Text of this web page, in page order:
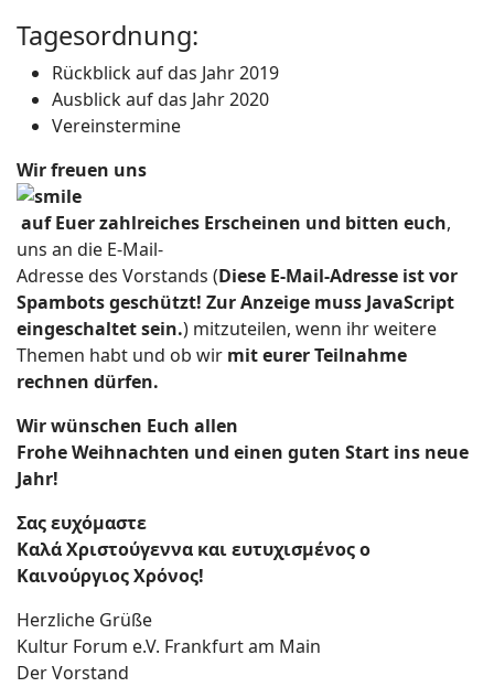
Tagesordnung:
Rückblick auf das Jahr 2019
Ausblick auf das Jahr 2020
Vereinstermine
Wir freuen uns
auf Euer zahlreiches Erscheinen und bitten euch,
uns an die E-Mail-
Adresse des Vorstands (Diese E-Mail-Adresse ist vor
Spambots geschützt! Zur Anzeige muss JavaScript
eingeschaltet sein.) mitzuteilen, wenn ihr weitere
Themen habt und ob wir mit eurer Teilnahme
rechnen dürfen.
Wir wünschen Euch allen
Frohe Weihnachten und einen guten Start ins neue
Jahr!
Σας ευχόμαστε
Καλά Χριστούγεννα και ευτυχισμένος ο
Καινούργιος Χρόνος!
Herzliche Grüße
Kultur Forum e.V. Frankfurt am Main
Der Vorstand